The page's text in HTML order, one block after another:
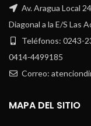
Av. Aragua Local
Diagonal a la E/S Las
Teléfonos: 0243-
0414-4499185
Correo:
MAPA DEL SITIO